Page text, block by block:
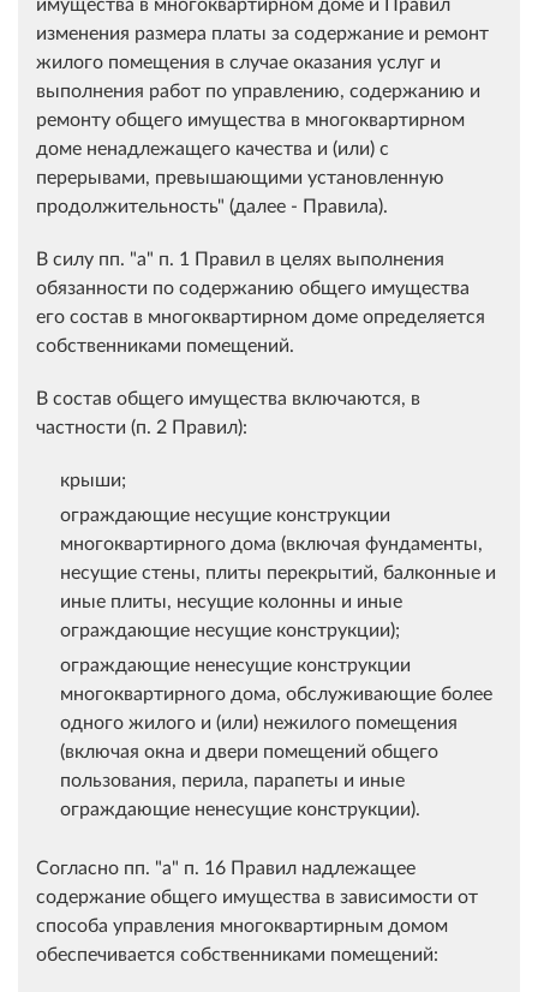
изменения размера платы за содержание и ремонт
жилого помещения в случае оказания услуг и
выполнения работ по управлению, содержанию и
ремонту общего имущества в многоквартирном
доме ненадлежащего качества и (или) с
перерывами, превышающими установленную
продолжительность" (далее - Правила).
В силу пп. "а" п. 1 Правил в целях выполнения
обязанности по содержанию общего имущества
его состав в многоквартирном доме определяется
собственниками помещений.
В состав общего имущества включаются, в
частности (п. 2 Правил):
крыши;
ограждающие несущие конструкции
многоквартирного дома (включая фундаменты,
несущие стены, плиты перекрытий, балконные и
иные плиты, несущие колонны и иные
ограждающие несущие конструкции);
ограждающие ненесущие конструкции
многоквартирного дома, обслуживающие более
одного жилого и (или) нежилого помещения
(включая окна и двери помещений общего
пользования, перила, парапеты и иные
ограждающие ненесущие конструкции).
Согласно пп. "а" п. 16 Правил надлежащее
содержание общего имущества в зависимости от
способа управления многоквартирным домом
обеспечивается собственниками помещений: